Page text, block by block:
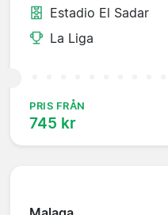
Estadio El Sadar
La Liga
PRIS FRÅN
745 kr